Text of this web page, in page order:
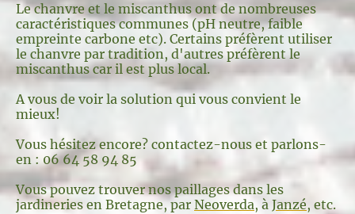
Le chanvre et le miscanthus ont de nombreuses
caractéristiques communes (pH neutre, faible
empreinte carbone etc). Certains préfèrent utiliser
le chanvre par tradition, d'autres préfèrent le
miscanthus car il est plus local.
A vous de voir la solution qui vous convient le
mieux!
Vous hésitez encore? contactez-nous et parlons-
en : 06 64 58 94 85
Vous pouvez trouver nos paillages dans les
jardineries en Bretagne, par Neoverda, à Janzé, etc.